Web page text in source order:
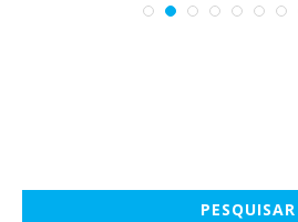
PESQUISAR